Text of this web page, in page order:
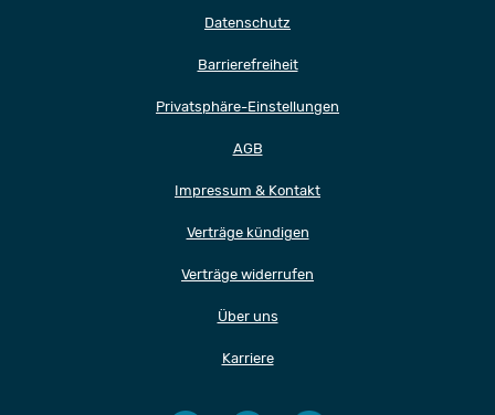
Datenschutz
Barrierefreiheit
Privatsphäre-Einstellungen
AGB
Impressum & Kontakt
Verträge kündigen
Verträge widerrufen
Über uns
Karriere